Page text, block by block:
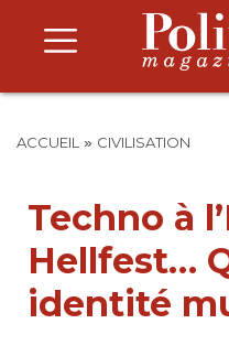
ACCUEIL » CIVILISATION
Techno à
Hellfest…
identité